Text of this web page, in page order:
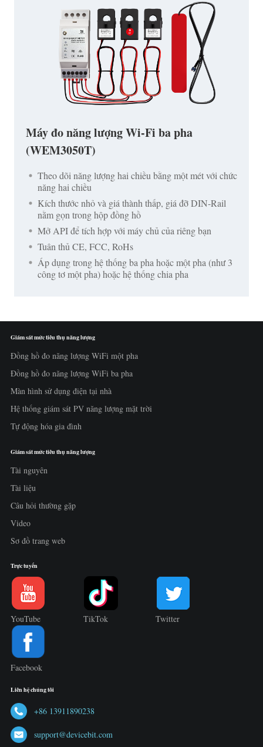
Máy đo năng lượng Wi-Fi ba pha
(WEM3050T)
Theo dõi năng lượng hai chiều bằng một mét với chức
năng hai chiều
Kích thước nhỏ và giá thành thấp, giá đỡ DIN-Rail
nằm gọn trong hộp đồng hồ
Mở API để tích hợp với máy chủ của riêng bạn
Tuân thủ CE, FCC, RoHs
Áp dụng trong hệ thống ba pha hoặc một pha (như 3
công tơ một pha) hoặc hệ thống chia pha
Giám sát mức tiêu thụ năng lượng
Đồng hồ đo năng lượng WiFi một pha
Đồng hồ đo năng lượng WiFi ba pha
Màn hình sử dụng điện tại nhà
Hệ thống giám sát PV năng lượng mặt trời
Tự động hóa gia đình
Giám sát mức tiêu thụ năng lượng
Tài nguyên
Tài liệu
Câu hỏi thường gặp
Video
Sơ đồ trang web
Trực tuyến
YouTube TikTok Twitter
Facebook
Liên hệ chúng tôi
+86 13911890238
support@devicebit.com